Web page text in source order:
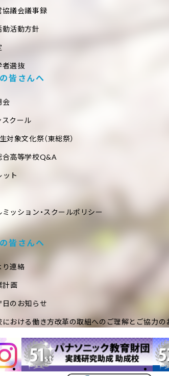
協議会議事録
動活動方針
者選抜
皆さんへ
会
スクール
対象文化祭（東総祭）
合高等学校Q&A
ット
ミッション・スクールポリシー
皆さんへ
り連絡
計画
日のお知らせ
における働き方改革の取組へのご理解とご協力の